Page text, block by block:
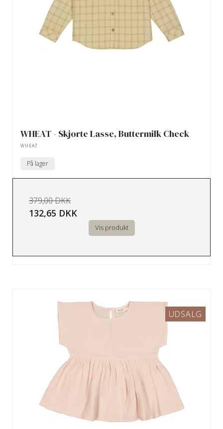
WHEAT - Skjorte Lasse, Buttermilk Check
WHEAT
På lager
379,00 DKK
132,65 DKK
Vis produkt
UDSALG